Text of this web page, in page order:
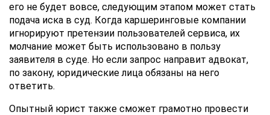
его не будет вовсе, следующим этапом может стать
подача иска в суд. Когда каршеринговые компании
игнорируют претензии пользователей сервиса, их
молчание может быть использовано в пользу
заявителя в суде. Но если запрос направит адвокат,
по закону, юридические лица обязаны на него
ответить.
Опытный юрист также сможет грамотно провести